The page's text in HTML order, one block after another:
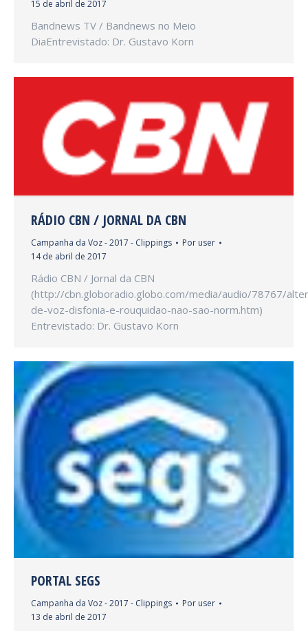
15 de abril de 2017
Bandnews TV / Bandnews no Meio
DiaEntrevistado: Dr. Gustavo Korn
RÁDIO CBN / JORNAL DA CBN
Campanha da Voz - 2017 - Clippings Por user
14 de abril de 2017
Rádio CBN / Jornal da CBN
(http://cbn.globoradio.globo.com/media/audio/78767/
de-voz-disfonia-e-rouquidao-nao-sao-norm.htm)
Entrevistado: Dr. Gustavo Korn
PORTAL SEGS
Campanha da Voz - 2017 - Clippings Por user
13 de abril de 2017